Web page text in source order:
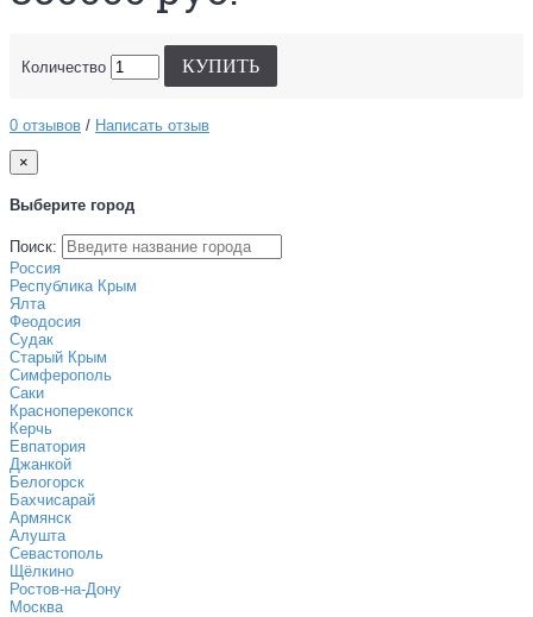
Количество КУПИТЬ
0 отзывов / Написать отзыв
×
Выберите город
Поиск:
Россия
Республика Крым
Ялта
Феодосия
Судак
Старый Крым
Симферополь
Саки
Красноперекопск
Керчь
Евпатория
Джанкой
Белогорск
Бахчисарай
Армянск
Алушта
Севастополь
Щёлкино
Ростов-на-Дону
Москва